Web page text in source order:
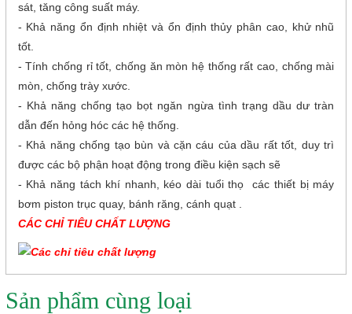
sát, tăng công suất máy.
- Khả năng ổn định nhiệt và ổn định thủy phân cao, khử nhũ
tốt.
- Tính chống rỉ tốt, chống ăn mòn hệ thống rất cao, chống mài
mòn, chống trày xước.
- Khả năng chống tạo bọt ngăn ngừa tình trạng dầu dư tràn
dẫn đến hỏng hóc các hệ thống.
- Khả năng chống tạo bùn và cặn cáu của dầu rất tốt, duy trì
được các bộ phận hoạt động trong điều kiện sạch sẽ
- Khả năng tách khí nhanh, kéo dài tuổi thọ các thiết bị máy
bơm piston trục quay, bánh răng, cánh quạt .
CÁC CHỈ TIÊU CHẤT LƯỢNG
Sản phẩm cùng loại